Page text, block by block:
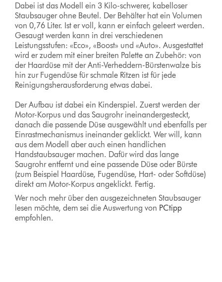
Dabei ist das Modell ein 3 Kilo-schwerer, kabelloser
Staubsauger ohne Beutel. Der Behälter hat ein Volumen
von 0,76 Liter. Ist er voll, kann er einfach geleert werden.
Gesaugt werden kann in drei verschiedenen
Leistungsstufen: «Eco», «Boost» und «Auto». Ausgestattet
wird er zudem mit einer breiten Palette an Zubehör: von
der Haardüse mit der Anti-Verheddern-Bürstenwalze bis
hin zur Fugendüse für schmale Ritzen ist für jede
Reinigungsherausforderung etwas dabei.
Der Aufbau ist dabei ein Kinderspiel. Zuerst werden der
Motor-Korpus und das Saugrohr ineinandergesteckt,
danach die passende Düse ausgewählt und ebenfalls per
Einrastmechanismus ineinander geklickt. Wer will, kann
aus dem Modell aber auch einen handlichen
Handstaubsauger machen. Dafür wird das lange
Saugrohr entfernt und eine passende Düse oder Bürste
(zum Beispiel Haardüse, Fugendüse, Hart- oder Softdüse)
direkt am Motor-Korpus angeklickt. Fertig.
Wer noch mehr über den ausgezeichneten Staubsauger
lesen möchte, dem sei die Auswertung von PCtipp
empfohlen.